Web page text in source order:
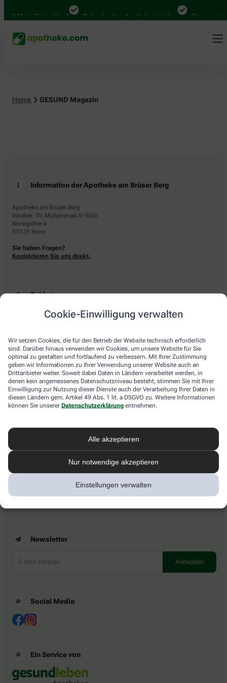
Cookie-Einwilligung verwalten
Wir setzen Cookies, die für den Betrieb der Website technisch erforderlich
sind. Darüber hinaus verwenden wir Cookies, um unsere Website für Sie
optimal zu gestalten und fortlaufend zu verbessern. Mit Ihrer Zustimmung
geben wir Informationen zu Ihrer Verwendung unserer Website auch an
Drittanbieter weiter. Soweit dabei Daten in Ländern verarbeitet werden, in
denen kein angemessenes Datenschutzniveau besteht, stimmen Sie mit Ihrer
Einwilligung zur Nutzung dieser Dienste auch der Verarbeitung Ihrer Daten in
diesen Ländern gem. Artikel 49 Abs. 1 lit. a DSGVO zu. Weitere Informationen
können Sie unserer Datenschutzerklärung entnehmen.
Alle akzeptieren
Nur notwendige akzeptieren
Einstellungen verwalten
Mal in Deutschland Online bei Ihrer Apotheke bestellen Bequem
Home GESUND Magazin
Information der Apotheke am Brüser Berg
Apotheke am Brüser Berg
Inhaber: Dr. Muhammad Al-Eido
Borsigallee 4
53125 Bonn
Sie haben Fragen?
Kontaktieren Sie uns direkt.
Zahlarten
Bar oder mit einer anderen akzeptierten Zahlungsart Ihrer Apotheke vor Ort.
Lieferarten
Abholung in der Apotheke
Botendienstlieferung
apotheke.com Informationen
Newsletter
Barrierefreiheitserklärung
Newsletter
Social Media
Ein Service von